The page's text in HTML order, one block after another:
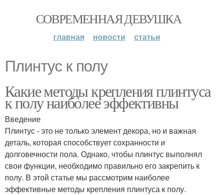
СОВРЕМЕННАЯ ДЕВУШКА
главная новости статьи
Плинтус к полу
Какие методы крепления плинтуса
к полу наиболее эффективны
Введение
Плинтус - это не только элемент декора, но и важная
деталь, которая способствует сохранности и
долговечности пола. Однако, чтобы плинтус выполнял
свои функции, необходимо правильно его закрепить к
полу. В этой статье мы рассмотрим наиболее
эффективные методы крепления плинтуса к полу.